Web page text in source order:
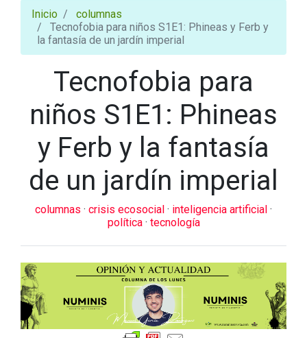
Inicio
columnas
Tecnofobia para niños S1E1: Phineas y Ferb y
la fantasía de un jardín imperial
Tecnofobia para
niños S1E1: Phineas
y Ferb y la fantasía
de un jardín imperial
columnas · crisis ecosocial · inteligencia artificial ·
política · tecnología